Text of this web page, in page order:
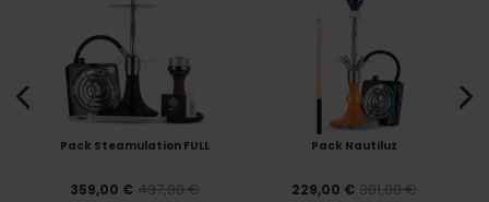
Pack Steamulation FULL
359,00 € 437,80 €
Pack Nautiluz
229,00 € 301,00 €